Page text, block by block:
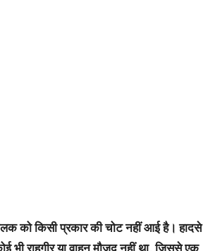
को किसी प्रकार की चोट नहीं आई है। हादसे
राहगीर या वाहन मौजूद नहीं था, जिससे एक